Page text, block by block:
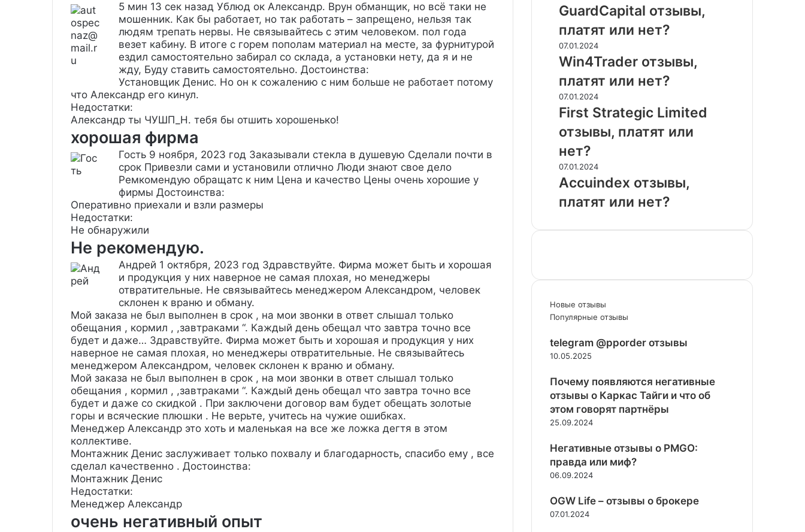
5 мин 13 сек назад Ублюд ок Александр. Врун обманщик, но всё таки не
мошенник. Как бы работает, но так работать – запрещено, нельзя так
людям трепать нервы. Не связывайтесь с этим человеком. пол года
везет кабину. В итоге с горем пополам материал на месте, за фурнитурой
ездил самостоятельно забирал со склада, а установки нету, да я и не
жду, Буду ставить самостоятельно. Достоинства:
Установщик Денис. Но он к сожалению с ним больше не работает потому
что Александр его кинул.
Недостатки:
Александр ты ЧУШП_Н. тебя бы отшить хорошенько!
хорошая фирма
Гость 9 ноября, 2023 год Заказывали стекла в душевую Сделали почти в
срок Привезли сами и установили отлично Люди знают свое дело
Ремкомендую обращатс к ним Цена и качество Цены очень хорошие у
фирмы Достоинства:
Оперативно приехали и взли размеры
Недостатки:
Не обнаружили
Не рекомендую.
Андрей 1 октября, 2023 год Здравствуйте. Фирма может быть и хорошая
и продукция у них наверное не самая плохая, но менеджеры
отвратительные. Не связывайтесь менеджером Александром, человек
склонен к враню и обману.
Мой заказа не был выполнен в срок , на мои звонки в ответ слышал только
обещания , кормил , ,завтраками “. Каждый день обещал что завтра точно все
будет и даже… Здравствуйте. Фирма может быть и хорошая и продукция у них
наверное не самая плохая, но менеджеры отвратительные. Не связывайтесь
менеджером Александром, человек склонен к враню и обману.
Мой заказа не был выполнен в срок , на мои звонки в ответ слышал только
обещания , кормил , ,завтраками “. Каждый день обещал что завтра точно все
будет и даже со скидкой . При заключени договор вам будет обещать золотые
горы и всяческие плюшки . Не верьте, учитесь на чужие ошибках.
Менеджер Александр это хоть и маленькая на все же ложка дегтя в этом
коллективе.
Монтажник Денис заслуживает только похвалу и благодарность, спасибо ему , все
сделал качественно . Достоинства:
Монтажник Денис
Недостатки:
Менеджер Александр
очень негативный опыт
отзывы,
платят
или
нет?
GuardCapital отзывы,
платят или нет?
Win4Trader
отзывы,
или
нет?
07.01.2024
Win4Trader отзывы,
платят или нет?
First
Strategic
Limited
отзывы,
платят
или
нет?
07.01.2024
First Strategic Limited
отзывы, платят или
нет?
Accuindex
отзывы,
платят
или
07.01.2024
Accuindex отзывы,
платят или нет?
Новые отзывы
Популярные отзывы
telegram @pporder отзывы
10.05.2025
Почему появляются негативные
отзывы о Каркас Тайги и что об
этом говорят партнёры
25.09.2024
Негативные отзывы о PMGO:
правда или миф?
06.09.2024
OGW Life – отзывы о брокере
07.01.2024